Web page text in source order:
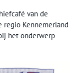
van de
regio Kennemerland
het onderwerp